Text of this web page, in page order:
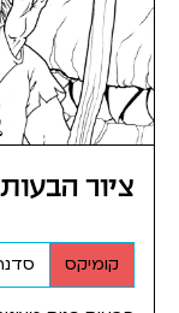
ציור
קומיקס